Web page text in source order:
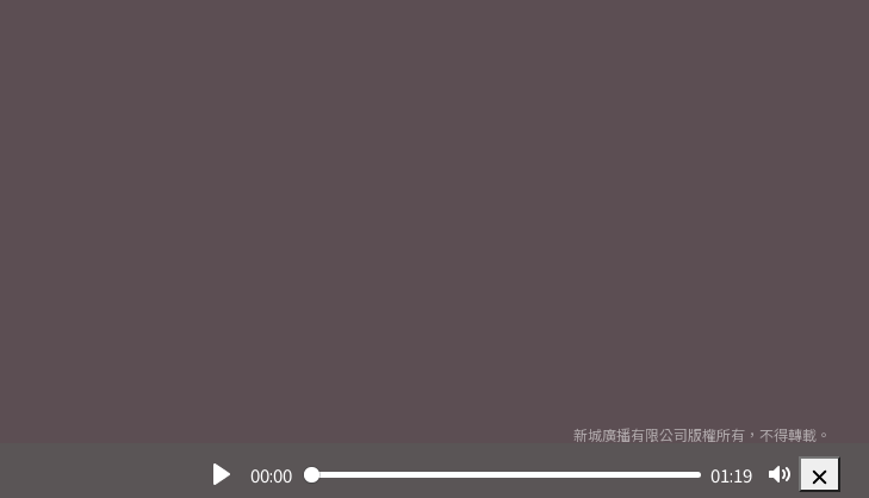
00:00 01:19
新城廣播有限公司版權所有，不得轉載。
2026© Metro Broadcast Corporation Limited. All rights reserved.